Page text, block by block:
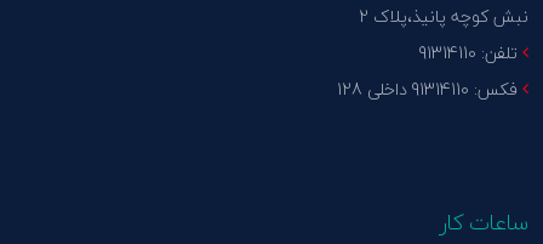
نبش کوچه پانیذ،پلاک 2
تلفن: 91314110
فکس: 91314110 داخلی 128
ساعات کار